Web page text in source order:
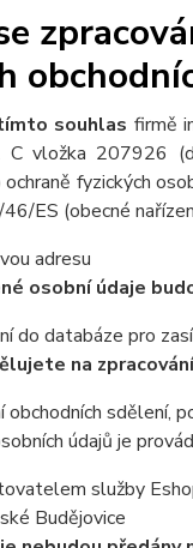
souhlas firmě
C vložka 207926
fyzických
ES (obecné
adresu
osobní údaje
do databáze pro
na
obchodních sdělení,
údajů je
služby
Budějovice